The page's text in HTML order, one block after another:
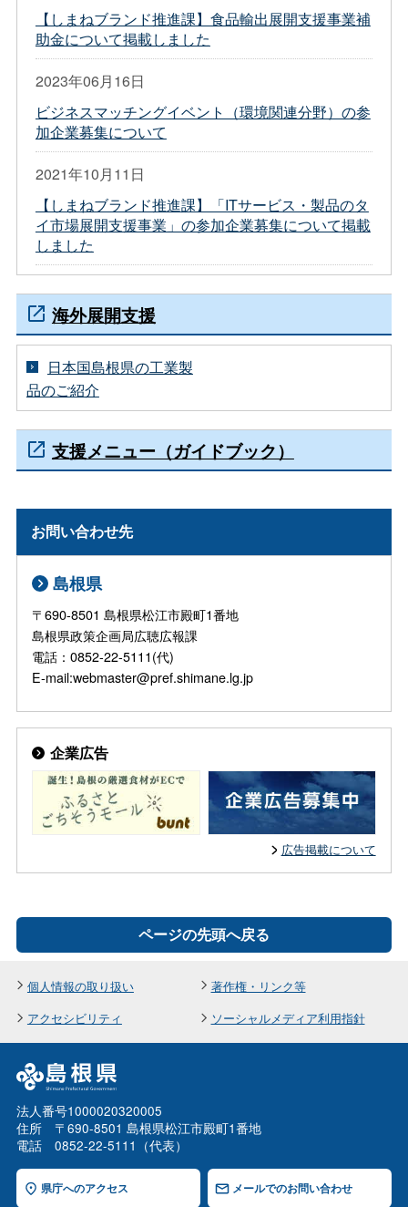
【しまねブランド推進課】食品輸出展開支援事業補
助金について掲載しました
2023年06月16日
ビジネスマッチングイベント（環境関連分野）の参
加企業募集について
2021年10月11日
【しまねブランド推進課】「ITサービス・製品のタ
イ市場展開支援事業」の参加企業募集について掲載
しました
海外展開支援
日本国島根県の工業製
品のご紹介
支援メニュー（ガイドブック）
お問い合わせ先
島根県
〒690-8501 島根県松江市殿町1番地
島根県政策企画局広聴広報課
電話：0852-22-5111(代)
E-mail:webmaster@pref.shimane.lg.jp
企業広告
広告掲載について
ページの先頭へ戻る
個人情報の取り扱い
著作権・リンク等
アクセシビリティ
ソーシャルメディア利用指針
法人番号1000020320005
住所 〒690-8501 島根県松江市殿町1番地
電話 0852-22-5111（代表）
県庁へのアクセス メールでのお問い合わせ